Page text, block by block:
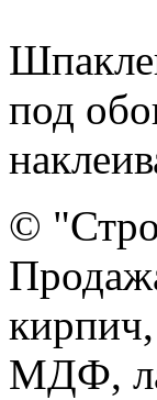
под
©
МДФ,